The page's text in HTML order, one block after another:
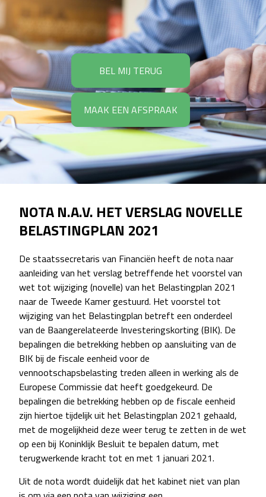
BEL MIJ TERUG
MAAK EEN AFSPRAAK
NOTA N.A.V. HET VERSLAG NOVELLE
BELASTINGPLAN 2021
De staatssecretaris van Financiën heeft de nota naar
aanleiding van het verslag betreffende het voorstel van
wet tot wijziging (novelle) van het Belastingplan 2021
naar de Tweede Kamer gestuurd. Het voorstel tot
wijziging van het Belastingplan betreft een onderdeel
van de Baangerelateerde Investeringskorting (BIK). De
bepalingen die betrekking hebben op aansluiting van de
BIK bij de fiscale eenheid voor de
vennootschapsbelasting treden alleen in werking als de
Europese Commissie dat heeft goedgekeurd. De
bepalingen die betrekking hebben op de fiscale eenheid
zijn hiertoe tijdelijk uit het Belastingplan 2021 gehaald,
met de mogelijkheid deze weer terug te zetten in de wet
op een bij Koninklijk Besluit te bepalen datum, met
terugwerkende kracht tot en met 1 januari 2021.
Uit de nota wordt duidelijk dat het kabinet niet van plan